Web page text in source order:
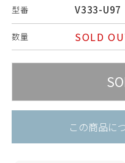
型番 V333-U97
数量 SOLD
この商品に